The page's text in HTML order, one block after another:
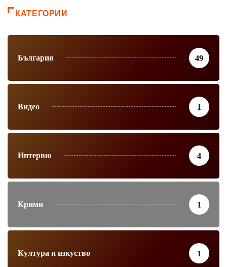
КАТЕГОРИИ
България 49
Видео 1
Интервю 4
Крими 1
Култура и изкуство 1